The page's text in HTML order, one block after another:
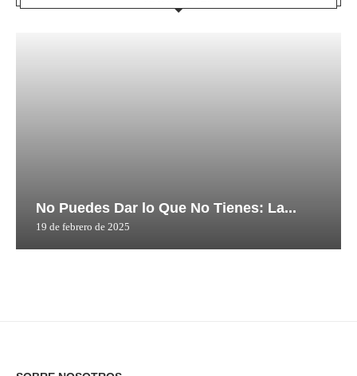
No Puedes Dar lo Que No Tienes: La...
19 de febrero de 2025